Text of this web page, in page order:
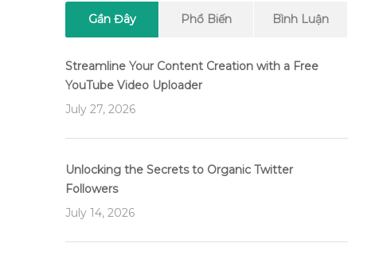
Gần Đây Phổ Biến Bình Luận
Streamline Your Content Creation with a Free
YouTube Video Uploader
July 27, 2026
Unlocking the Secrets to Organic Twitter
Followers
July 14, 2026